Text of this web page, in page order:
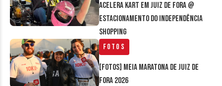
Acelera Kart em Juiz de Fora @
estacionamento do Independência
Shopping
Fotos
[FOTOS] Meia Maratona de Juiz de
Fora 2026